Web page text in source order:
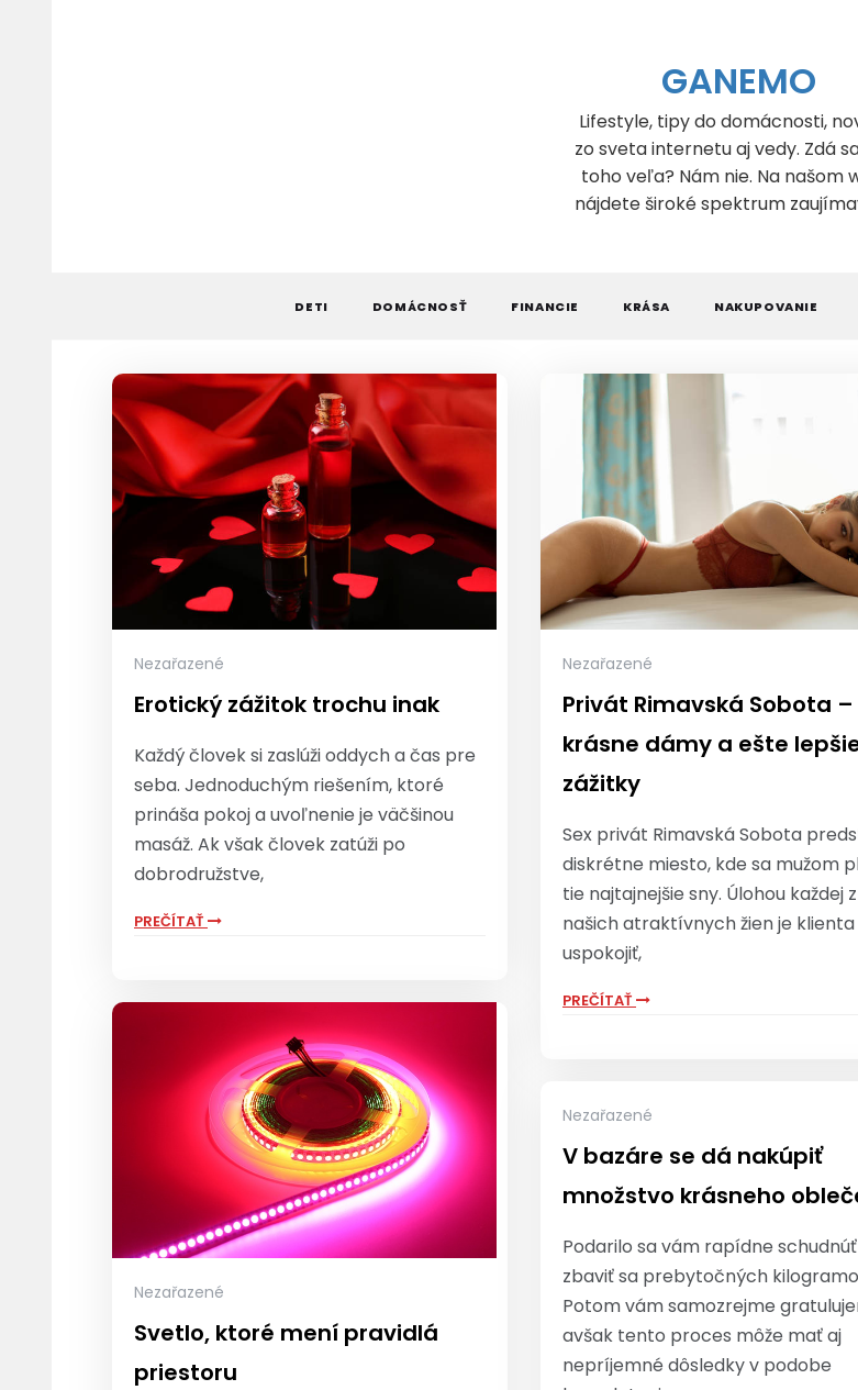
GANEMO
Lifestyle, tipy do domácnosti,
zo sveta internetu aj vedy. Zdá
toho veľa? Nám nie. Na našom
nájdete široké spektrum
DETI DOMÁCNOSŤ FINANCIE KRÁSA NAKUPOVANIE
Nezařazené
Erotický zážitok trochu inak
Každý človek si zaslúži oddych a čas pre
seba. Jednoduchým riešením, ktoré
prináša pokoj a uvoľnenie je väčšinou
masáž. Ak však človek zatúži po
dobrodružstve,
PREČÍTAŤ
Nezařazené
Privát Rimavská Sobota –
krásne dámy a ešte
zážitky
Sex privát Rimavská Sobota
diskrétne miesto, kde sa mužom
tie najtajnejšie sny. Úlohou každej z
našich atraktívnych žien je
uspokojiť,
PREČÍTAŤ
Nezařazené
Svetlo, ktoré mení pravidlá
priestoru
Nezařazené
V bazáre se dá nakúpiť
množstvo krásneho
Podarilo sa vám rapídne
zbaviť sa prebytočných
Potom vám samozrejme
avšak tento proces môže mať aj
nepríjemné dôsledky v podobe